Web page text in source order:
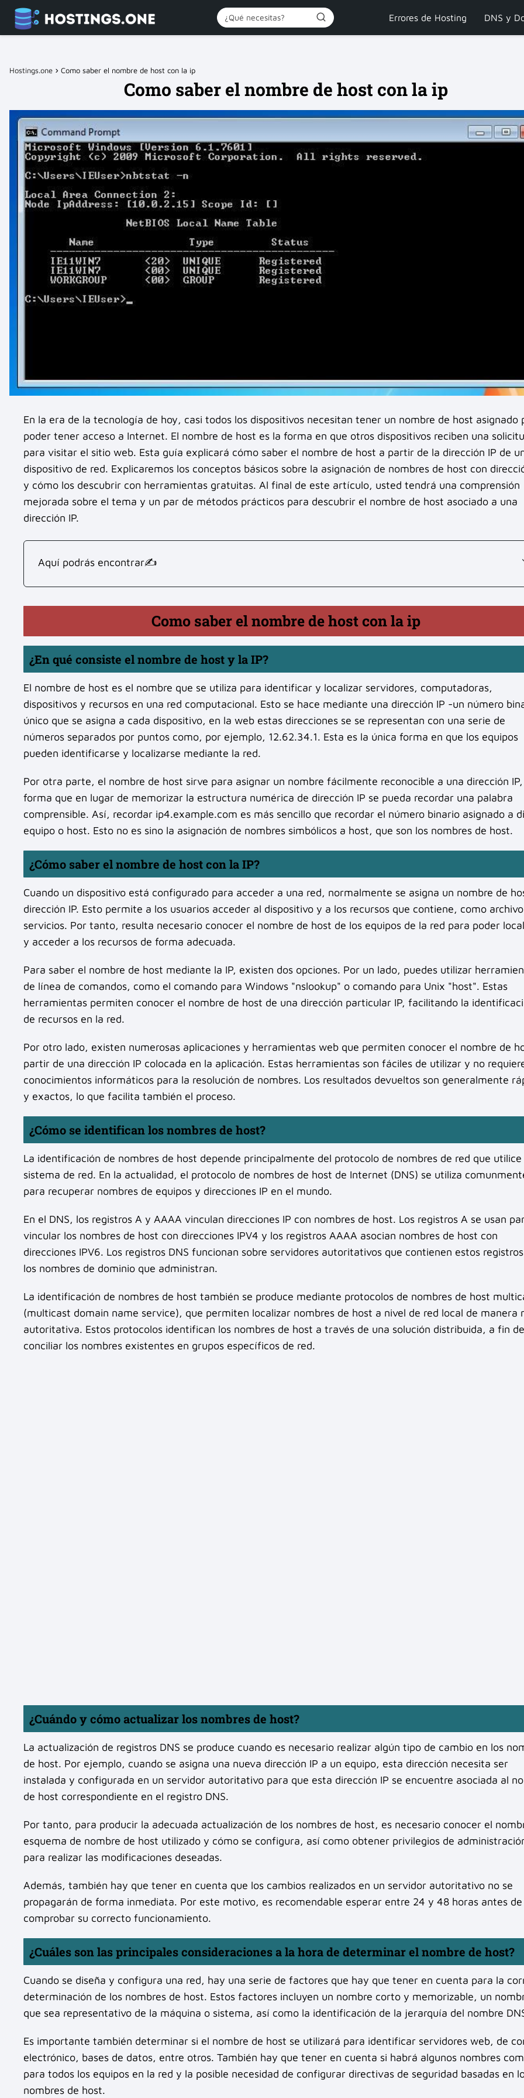
Errores de Hosting DNS y
Hostings.one Como saber el nombre de host con la ip
Como saber el nombre de host con la ip
En la era de la tecnología de hoy, casi todos los dispositivos necesitan tener un nombre de host asignado
poder tener acceso a Internet. El nombre de host es la forma en que otros dispositivos reciben una
para visitar el sitio web. Esta guía explicará cómo saber el nombre de host a partir de la dirección IP de
dispositivo de red. Explicaremos los conceptos básicos sobre la asignación de nombres de host con
y cómo los descubrir con herramientas gratuitas. Al final de este artículo, usted tendrá una comprensión
mejorada sobre el tema y un par de métodos prácticos para descubrir el nombre de host asociado a una
dirección IP.
Aquí podrás encontrar✍
Como saber el nombre de host con la ip
¿En qué consiste el nombre de host y la IP?
El nombre de host es el nombre que se utiliza para identificar y localizar servidores, computadoras,
dispositivos y recursos en una red computacional. Esto se hace mediante una dirección IP -un número
único que se asigna a cada dispositivo, en la web estas direcciones se se representan con una serie de
números separados por puntos como, por ejemplo, 12.62.34.1. Esta es la única forma en que los equipos
pueden identificarse y localizarse mediante la red.
Por otra parte, el nombre de host sirve para asignar un nombre fácilmente reconocible a una dirección
forma que en lugar de memorizar la estructura numérica de dirección IP se pueda recordar una palabra
comprensible. Así, recordar ip4.example.com es más sencillo que recordar el número binario asignado a
equipo o host. Esto no es sino la asignación de nombres simbólicos a host, que son los nombres de host.
¿Cómo saber el nombre de host con la IP?
Cuando un dispositivo está configurado para acceder a una red, normalmente se asigna un nombre de
dirección IP. Esto permite a los usuarios acceder al dispositivo y a los recursos que contiene, como
servicios. Por tanto, resulta necesario conocer el nombre de host de los equipos de la red para poder
y acceder a los recursos de forma adecuada.
Para saber el nombre de host mediante la IP, existen dos opciones. Por un lado, puedes utilizar
de línea de comandos, como el comando para Windows "nslookup" o comando para Unix "host". Estas
herramientas permiten conocer el nombre de host de una dirección particular IP, facilitando la
de recursos en la red.
Por otro lado, existen numerosas aplicaciones y herramientas web que permiten conocer el nombre de
partir de una dirección IP colocada en la aplicación. Estas herramientas son fáciles de utilizar y no
conocimientos informáticos para la resolución de nombres. Los resultados devueltos son generalmente
y exactos, lo que facilita también el proceso.
¿Cómo se identifican los nombres de host?
La identificación de nombres de host depende principalmente del protocolo de nombres de red que utilice
sistema de red. En la actualidad, el protocolo de nombres de host de Internet (DNS) se utiliza
para recuperar nombres de equipos y direcciones IP en el mundo.
En el DNS, los registros A y AAAA vinculan direcciones IP con nombres de host. Los registros A se usan
vincular los nombres de host con direcciones IPV4 y los registros AAAA asocian nombres de host con
direcciones IPV6. Los registros DNS funcionan sobre servidores autoritativos que contienen estos
los nombres de dominio que administran.
La identificación de nombres de host también se produce mediante protocolos de nombres de host
(multicast domain name service), que permiten localizar nombres de host a nivel de red local de manera
autoritativa. Estos protocolos identifican los nombres de host a través de una solución distribuida, a fin de
conciliar los nombres existentes en grupos específicos de red.
¿Cuándo y cómo actualizar los nombres de host?
La actualización de registros DNS se produce cuando es necesario realizar algún tipo de cambio en los
de host. Por ejemplo, cuando se asigna una nueva dirección IP a un equipo, esta dirección necesita ser
instalada y configurada en un servidor autoritativo para que esta dirección IP se encuentre asociada al
de host correspondiente en el registro DNS.
Por tanto, para producir la adecuada actualización de los nombres de host, es necesario conocer el
esquema de nombre de host utilizado y cómo se configura, así como obtener privilegios de
para realizar las modificaciones deseadas.
Además, también hay que tener en cuenta que los cambios realizados en un servidor autoritativo no se
propagarán de forma inmediata. Por este motivo, es recomendable esperar entre 24 y 48 horas antes de
comprobar su correcto funcionamiento.
¿Cuáles son las principales consideraciones a la hora de determinar el nombre de host?
Cuando se diseña y configura una red, hay una serie de factores que hay que tener en cuenta para la
determinación de los nombres de host. Estos factores incluyen un nombre corto y memorizable, un
que sea representativo de la máquina o sistema, así como la identificación de la jerarquía del nombre
Es importante también determinar si el nombre de host se utilizará para identificar servidores web, de
electrónico, bases de datos, entre otros. También hay que tener en cuenta si habrá algunos nombres
para todos los equipos en la red y la posible necesidad de configurar directivas de seguridad basadas en
nombres de host.